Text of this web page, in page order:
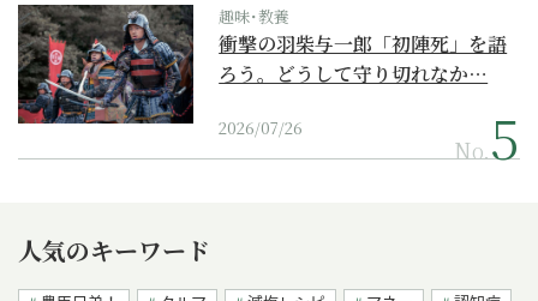
趣味･教養
衝撃の羽柴与一郎「初陣死」を語
ろう。どうして守り切れなか…
2026/07/26
No.
人気のキーワード